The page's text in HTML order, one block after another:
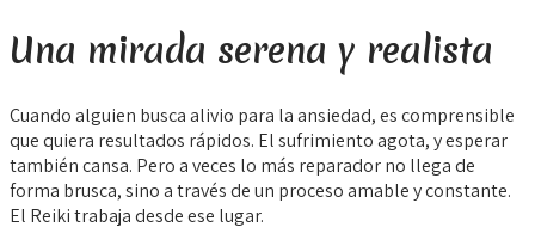
Una mirada serena y realista
Cuando alguien busca alivio para la ansiedad, es comprensible
que quiera resultados rápidos. El sufrimiento agota, y esperar
también cansa. Pero a veces lo más reparador no llega de
forma brusca, sino a través de un proceso amable y constante.
El Reiki trabaja desde ese lugar.